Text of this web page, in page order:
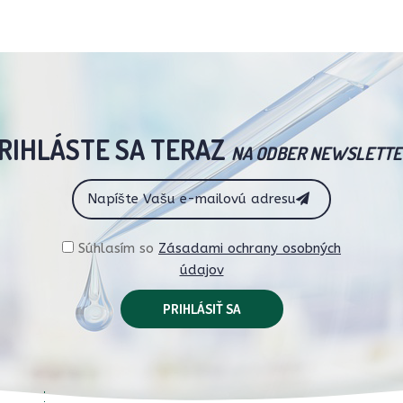
SA TERAZNA ODBER
Súhlasím so Zásadami ochrany osobných
údajov